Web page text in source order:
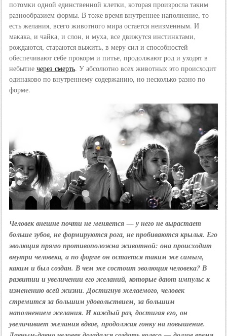
потомки одной единственной клетки, которая произросла таким
разнообразием формы. В тоже время внутреннее наполнение, то
есть желания, всего животного мира остается неизменным. И
макака, и чайка, и слон, и муха, все движутся инстинктами,
рождаются, стараются выжить, в меру сил и способностей
обеспечивают себе прокорм и питье, продолжают род и уходят в
небытие через смерть. У абсолютно всех животных это происходит
одинаково по внутреннему содержанию, но несколько разно по
форме.
Человек внешне почти не меняется — у него не вырастает
больше зубов, не формируются рога, не пробиваются крылья. Его
эволюция прямо противоположна животной: она происходит
внутри человека, а по форме он остается таким же самым,
каким и был создан. В чем же состоит эволюция человека? В
развитии и увеличении его желаний, которые дают импульс к
изменению всей жизни. Достигнув желаемого, человек
стремится за большим удовольствием, за большим
наполнением желания. И каждый раз, достигая его, он
увеличивает желания вдвое, продолжая гонку на повышение.